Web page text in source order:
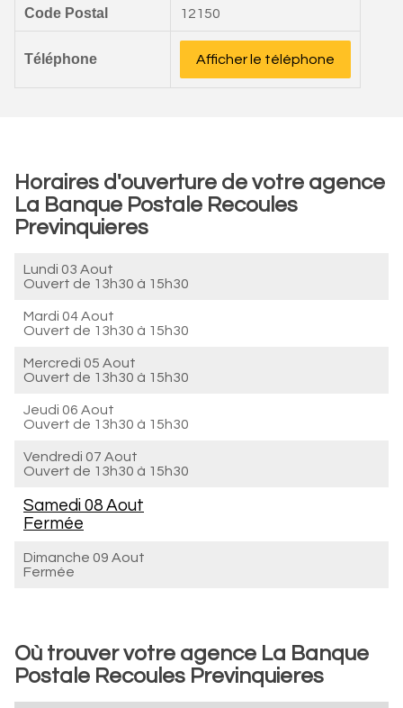
Code Postal 12150
Téléphone Afficher le téléphone
Horaires d'ouverture de votre agence
La Banque Postale Recoules
Previnquieres
Lundi 03 Aout
Ouvert de 13h30 à 15h30
Mardi 04 Aout
Ouvert de 13h30 à 15h30
Mercredi 05 Aout
Ouvert de 13h30 à 15h30
Jeudi 06 Aout
Ouvert de 13h30 à 15h30
Vendredi 07 Aout
Ouvert de 13h30 à 15h30
Samedi 08 Aout
Fermée
Dimanche 09 Aout
Fermée
Où trouver votre agence La Banque
Postale Recoules Previnquieres